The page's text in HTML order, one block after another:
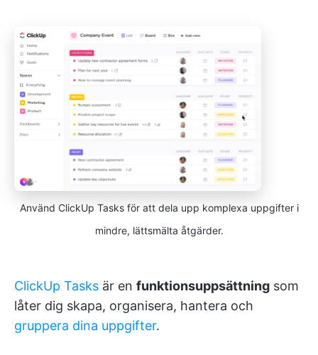
Använd ClickUp Tasks för att dela upp komplexa uppgifter i
mindre, lättsmälta åtgärder.
ClickUp Tasks är en funktionsuppsättning som
låter dig skapa, organisera, hantera och
gruppera dina uppgifter.